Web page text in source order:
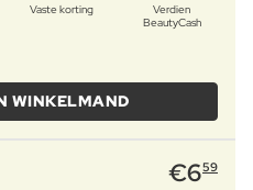
Vaste korting
Verdien
BeautyCash
WINKELMAND
€659